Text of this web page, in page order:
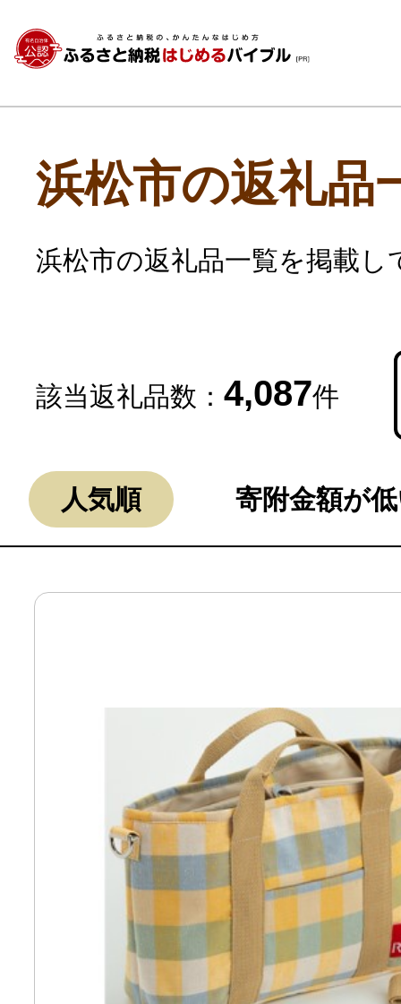
ふるさと納税徹底比較
寄付上限額シミュレーション
給与所得者版
副業・パラレルワーカー
浜松市の返礼品
浜松市の返礼品一覧を掲載し
該当返礼品数： 4,087件
人気順 寄附金額が